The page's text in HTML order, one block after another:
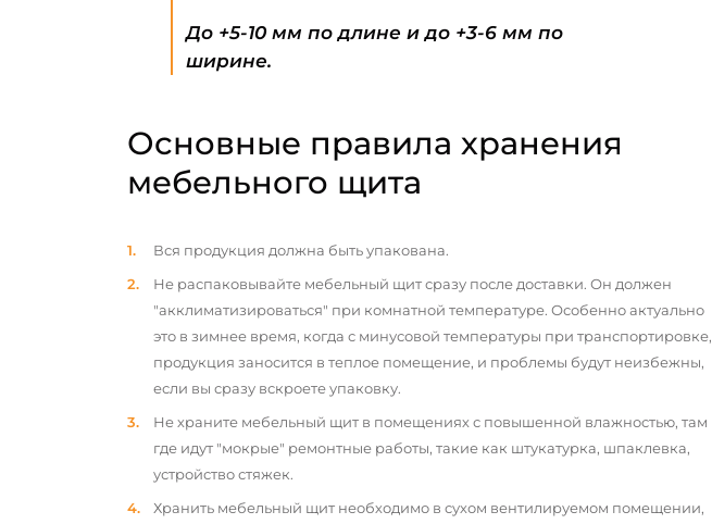
До +5-10 мм по длине и до +3-6 мм по
ширине.
Основные правила хранения
мебельного щита
Вся продукция должна быть упакована.
Не распаковывайте мебельный щит сразу после доставки. Он должен
"акклиматизироваться" при комнатной температуре. Особенно актуально
это в зимнее время, когда с минусовой температуры при транспортировке,
продукция заносится в теплое помещение, и проблемы будут неизбежны,
если вы сразу вскроете упаковку.
Не храните мебельный щит в помещениях с повышенной влажностью, там
где идут "мокрые" ремонтные работы, такие как штукатурка, шпаклевка,
устройство стяжек.
Хранить мебельный щит необходимо в сухом вентилируемом помещении,